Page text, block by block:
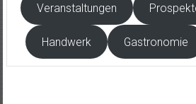
Veranstaltungen
Handwerk Gastronomie